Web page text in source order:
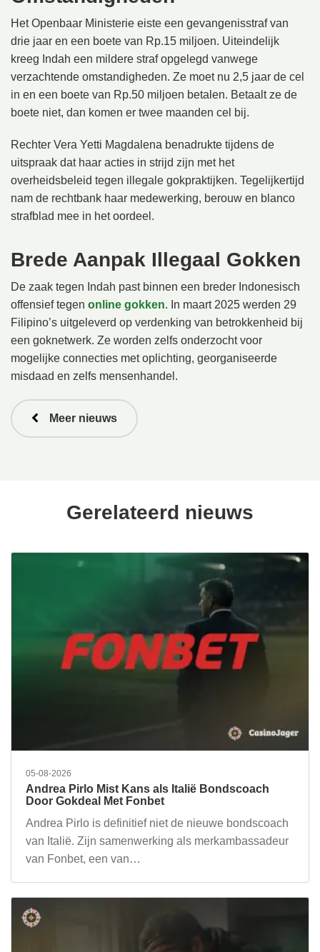
Het Openbaar Ministerie eiste een gevangenisstraf van
drie jaar en een boete van Rp.15 miljoen. Uiteindelijk
kreeg Indah een mildere straf opgelegd vanwege
verzachtende omstandigheden. Ze moet nu 2,5 jaar de cel
in en een boete van Rp.50 miljoen betalen. Betaalt ze de
boete niet, dan komen er twee maanden cel bij.
Rechter Vera Yetti Magdalena benadrukte tijdens de
uitspraak dat haar acties in strijd zijn met het
overheidsbeleid tegen illegale gokpraktijken. Tegelijkertijd
nam de rechtbank haar medewerking, berouw en blanco
strafblad mee in het oordeel.
Brede Aanpak Illegaal Gokken
De zaak tegen Indah past binnen een breder Indonesisch
offensief tegen online gokken. In maart 2025 werden 29
Filipino’s uitgeleverd op verdenking van betrokkenheid bij
een goknetwerk. Ze worden zelfs onderzocht voor
mogelijke connecties met oplichting, georganiseerde
misdaad en zelfs mensenhandel.
Meer nieuws
Gerelateerd nieuws
05-08-2026
Andrea Pirlo Mist Kans als Italië Bondscoach
Door Gokdeal Met Fonbet
Andrea Pirlo is definitief niet de nieuwe bondscoach
van Italië. Zijn samenwerking als merkambassadeur
van Fonbet, een van…